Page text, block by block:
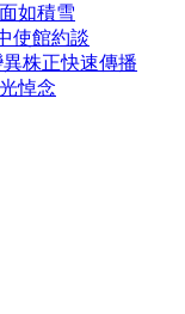
如積雪
使館約談
株正快速傳播
悼念